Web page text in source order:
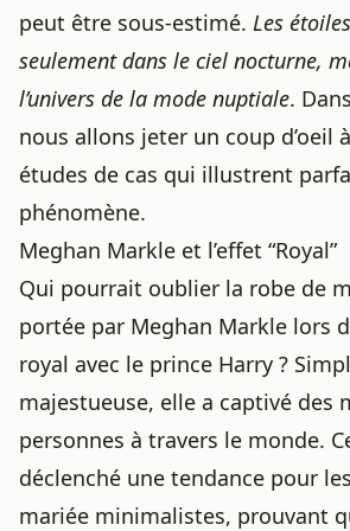
peut être sous-estimé. Les
seulement dans le ciel nocturne,
l’univers de la mode nuptiale.
nous allons jeter un coup d’oeil
études de cas qui illustrent
phénomène.
Meghan Markle et l’effet “Royal”
Qui pourrait oublier la robe de
portée par Meghan Markle lors
royal avec le prince Harry ?
majestueuse, elle a captivé des
personnes à travers le monde.
déclenché une tendance pour
mariée minimalistes, prouvant